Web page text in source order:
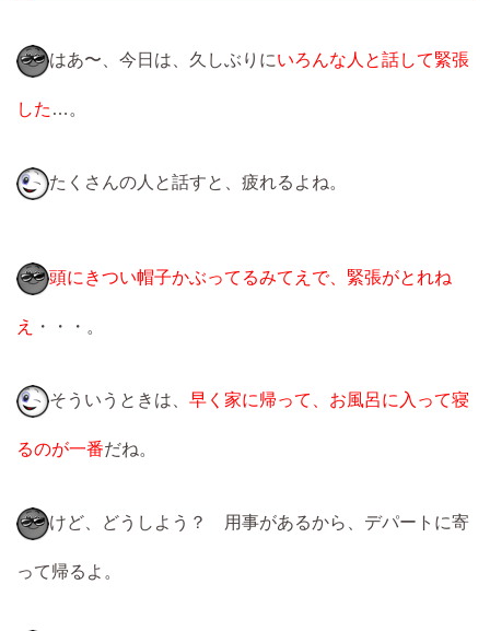
はあ〜、今日は、久しぶりにいろんな人と話して緊張
した …。
たくさんの人と話すと、疲れるよね。
頭にきつい帽子かぶってるみてえで、緊張がとれね
え ・・・。
そういうときは、 早く家に帰って、お風呂に入って寝
るのが一番だね。
けど、どうしよう？ 用事があるから、デパートに寄
って帰るよ。